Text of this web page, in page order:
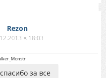
Rezon
в 18:03
за все